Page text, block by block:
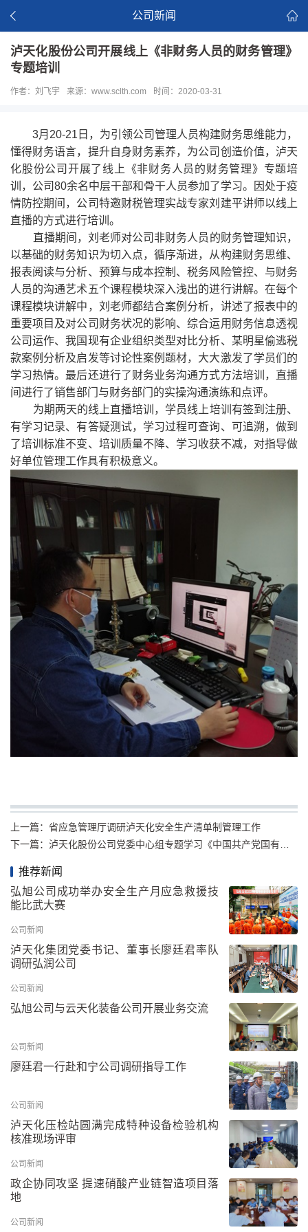
公司新闻
泸天化股份公司开展线上《非财务人员的财务管理》
专题培训
作者：刘飞宇 来源：www.sclth.com 时间：2020-03-31
3月20-21日，为引领公司管理人员构建财务思维能力，
懂得财务语言，提升自身财务素养，为公司创造价值，泸天
化股份公司开展了线上《非财务人员的财务管理》专题培
训，公司80余名中层干部和骨干人员参加了学习。因处于疫
情防控期间，公司特邀财税管理实战专家刘建平讲师以线上
直播的方式进行培训。
直播期间，刘老师对公司非财务人员的财务管理知识，
以基础的财务知识为切入点，循序渐进，从构建财务思维、
报表阅读与分析、预算与成本控制、税务风险管控、与财务
人员的沟通艺术五个课程模块深入浅出的进行讲解。 在每个
课程模块讲解中，刘老师都结合案例分析，讲述了报表中的
重要项目及对公司财务状况的影响、综合运用财务信息透视
公司运作、我国现有企业组织类型对比分析、某明星偷逃税
款案例分析及启发等讨论性案例题材，大大激发了学员们的
学习热情。最后还进行了财务业务沟通方式方法培训，直播
间进行了销售部门与财务部门的实操沟通演练和点评。
为期两天的线上直播培训，学员线上培训有签到注册、
有学习记录、有答疑测试，学习过程可查询、可追溯，做到
了培训标准不变、培训质量不降、学习收获不减，对指导做
好单位管理工作具有积极意义。
上一篇： 省应急管理厅调研泸天化安全生产清单制管理工作
下一篇： 泸天化股份公司党委中心组专题学习《中国共产党国有企业基层组织工作条例（试行）》
推荐新闻
弘旭公司成功举办安全生产月应急救援技
能比武大赛
公司新闻
泸天化集团党委书记、董事长廖廷君率队
调研弘润公司
公司新闻
弘旭公司与云天化装备公司开展业务交流
公司新闻
廖廷君一行赴和宁公司调研指导工作
公司新闻
泸天化压检站圆满完成特种设备检验机构
核准现场评审
公司新闻
政企协同攻坚 提速硝酸产业链智造项目落
地
公司新闻